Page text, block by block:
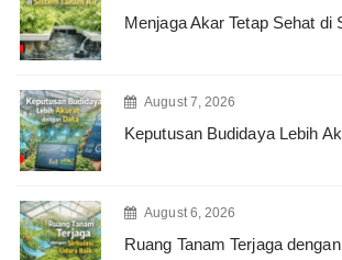
Menjaga Akar Tetap Sehat di
August 7, 2026
Keputusan Budidaya Lebih
August 6, 2026
Ruang Tanam Terjaga